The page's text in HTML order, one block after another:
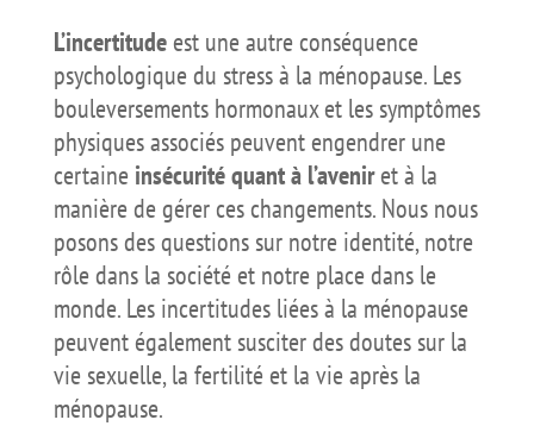
L’incertitudeest une autre conséquence
psychologique du stress à la ménopause. Les
bouleversements hormonaux et les symptômes
physiques associés peuvent engendrer une
certaine insécurité quant à l’aveniret à la
manière de gérer ces changements. Nous nous
posons des questions sur notre identité, notre
rôle dans la société et notre place dans le
monde. Les incertitudes liées à la ménopause
peuvent également susciter des doutes sur la
vie sexuelle, la fertilité et la vie après la
ménopause.